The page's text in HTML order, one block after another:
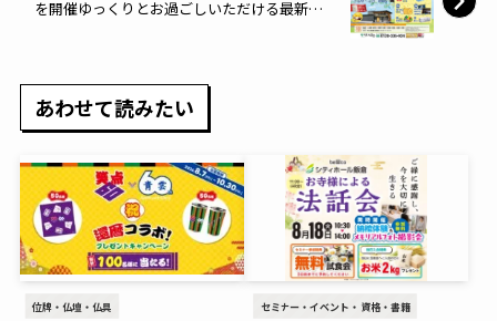
を開催ゆっくりとお過ごしいただける最新設
あわせて読みたい
位牌・仏壇・仏具 セミナー・イベント・資格・書籍